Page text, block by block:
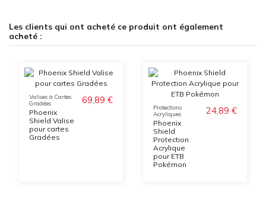
Les clients qui ont acheté ce produit ont également
acheté :
Valises à Cartes
Gradées
Phoenix
Shield Valise
pour cartes
Gradées
69,89 €
Protections
Acryliques
Phoenix
Shield
Protection
Acrylique
pour ETB
Pokémon
24,89 €